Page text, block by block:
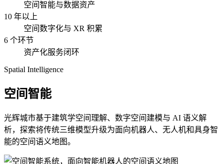
空间智能与数据资产
10 年以上
空间数字化与 XR 积累
6 个环节
资产化服务闭环
Spatial Intelligence
空间智能
光辉城市基于建筑学空间理解、数字空间建模与 AI 语义解
析，探索将传统三维模型升级为面向机器人、无人机和具身智
能的空间语义地图。